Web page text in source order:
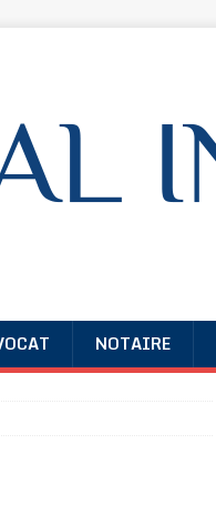
NOTAIRE